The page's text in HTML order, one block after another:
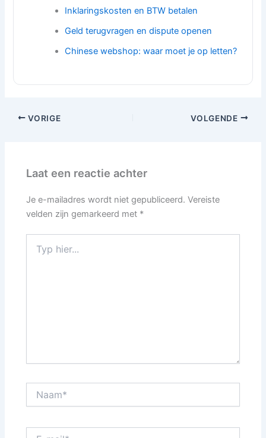
Inklaringskosten en BTW betalen
Geld terugvragen en dispute openen
Chinese webshop: waar moet je op letten?
VORIGE VOLGENDE
Laat een reactie achter
Je e-mailadres wordt niet gepubliceerd. Vereiste
velden zijn gemarkeerd met *
hier...